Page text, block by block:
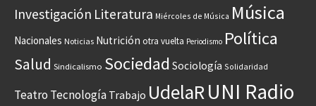
Investigación Literatura Miércoles de Música Música
Nacionales Noticias Nutrición otra vuelta Periodismo Política
Salud Sindicalismo Sociedad Sociología Solidaridad
Teatro Tecnología Trabajo UdelaRUNI Radio